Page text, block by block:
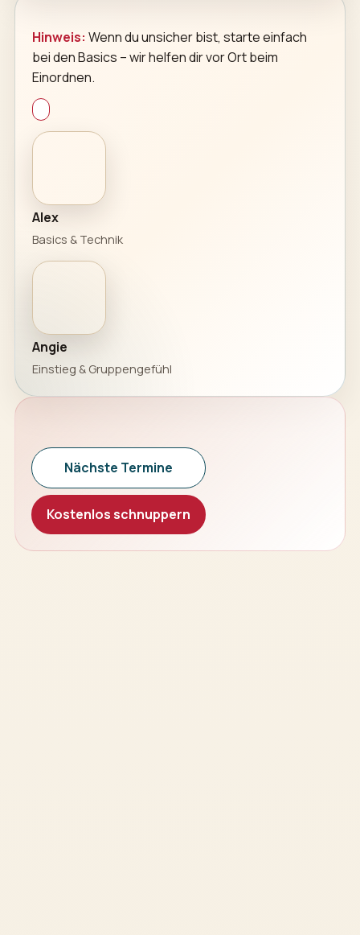
Hinweis: Wenn du unsicher bist, starte einfach
bei den Basics – wir helfen dir vor Ort beim
Einordnen.
Alex
Basics & Technik
Angie
Einstieg & Gruppengefühl
Nächste Termine
Kostenlos schnuppern